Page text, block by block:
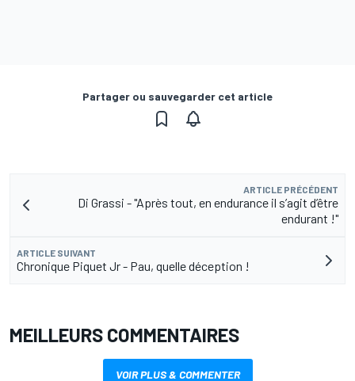
Partager ou sauvegarder cet article
ARTICLE PRÉCÉDENT
Di Grassi - "Après tout, en endurance il s’agit d’être
endurant !"
ARTICLE SUIVANT
Chronique Piquet Jr - Pau, quelle déception !
MEILLEURS COMMENTAIRES
VOIR PLUS & COMMENTER